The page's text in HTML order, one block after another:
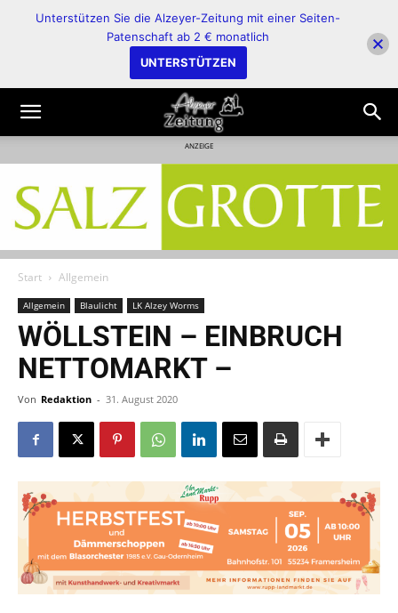
ANZEIGE
Start Allgemein
Allgemein Blaulicht LK Alzey Worms
WÖLLSTEIN – EINBRUCH
NETTOMARKT –
Von Redaktion - 31. August 2020
Unterstützen Sie die Alzeyer-Zeitung mit einer Seiten-
Patenschaft ab 2 € monatlich
UNTERSTÜTZEN